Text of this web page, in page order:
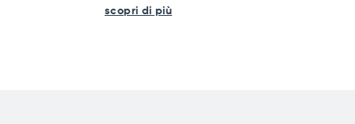
scopri di più